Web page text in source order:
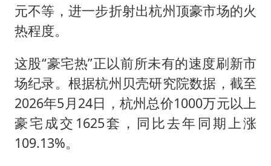
元不等，进一步折射出杭州顶豪市场的火
热程度。
这股“豪宅热”正以前所未有的速度刷新市
场纪录。根据杭州贝壳研究院数据，截至
2026年5月24日，杭州总价1000万元以上
豪宅成交1625套，同比去年同期上涨
109.13%。